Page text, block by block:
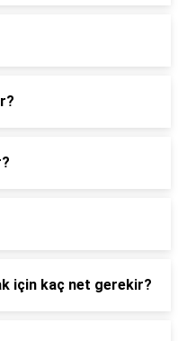
için kaç net gerekir?